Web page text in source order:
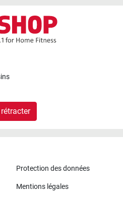
Protection des données
Mentions légales